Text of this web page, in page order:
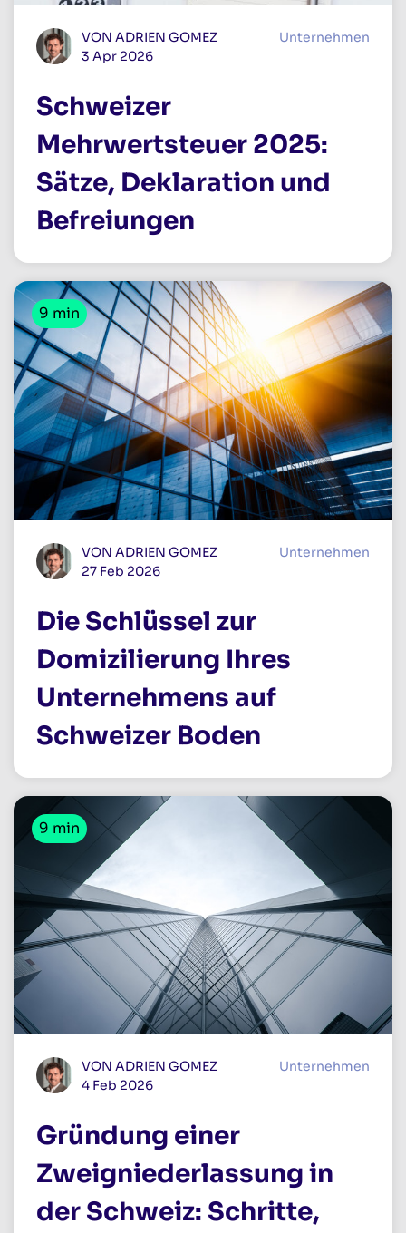
VON ADRIEN GOMEZ
3 Apr 2026
Unternehmen
Schweizer
Mehrwertsteuer 2025:
Sätze, Deklaration und
Befreiungen
9 min
VON ADRIEN GOMEZ
27 Feb 2026
Unternehmen
Die Schlüssel zur
Domizilierung Ihres
Unternehmens auf
Schweizer Boden
9 min
VON ADRIEN GOMEZ
4 Feb 2026
Unternehmen
Gründung einer
Zweigniederlassung in
der Schweiz: Schritte,